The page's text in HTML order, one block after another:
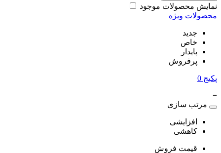
نمایش محصولات موجود
محصولات ویژه
جدید
خاص
پایدار
پرفروش
پکیج 0
=
مرتب سازی
افزایشی
کاهشی
قیمت فروش